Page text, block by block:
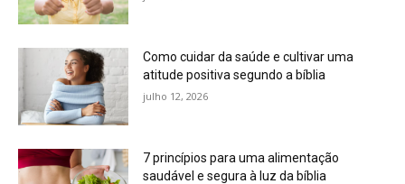
Como cuidar da saúde e cultivar uma
atitude positiva segundo a bíblia
julho 12, 2026
7 princípios para uma alimentação
saudável e segura à luz da bíblia